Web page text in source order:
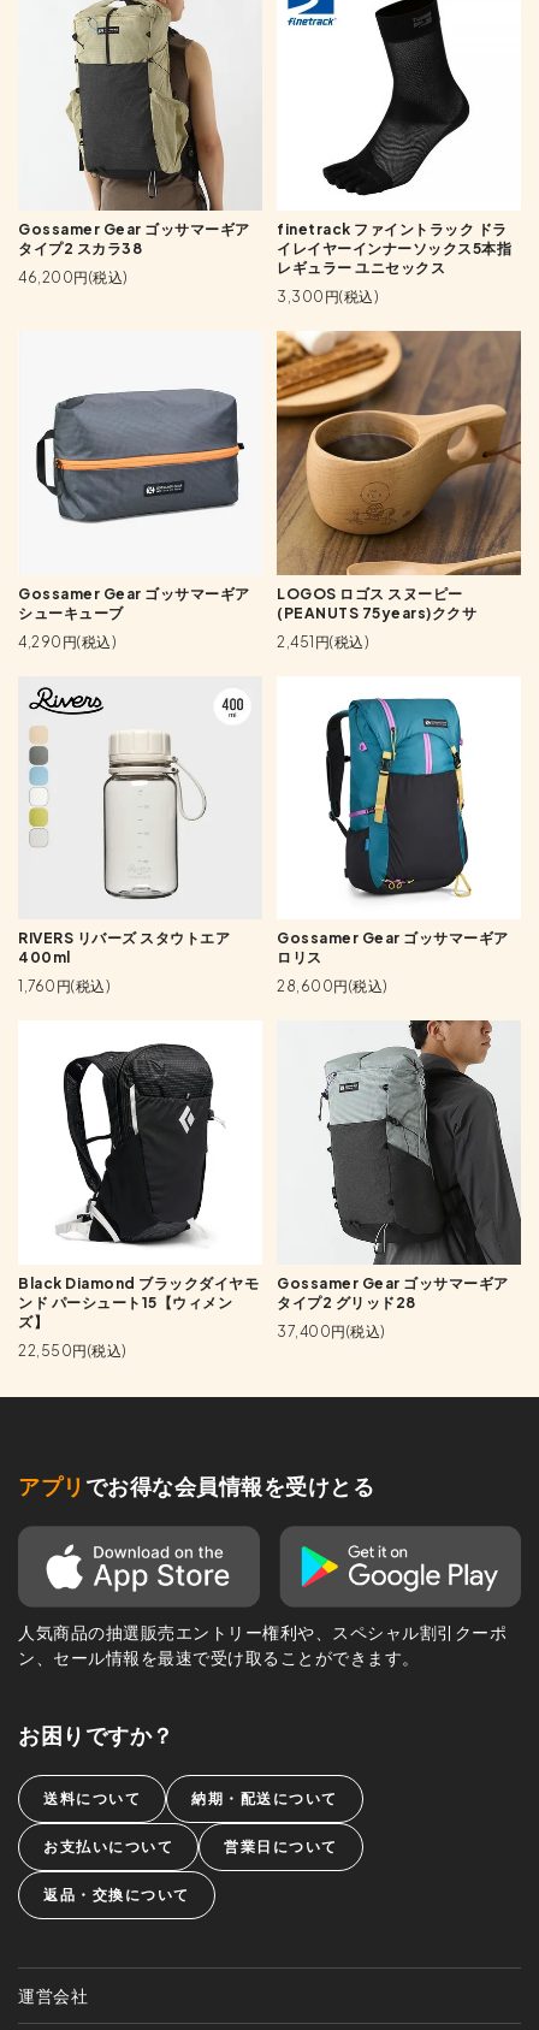
Gossamer Gear ゴッサマーギア
タイプ2 スカラ38
46,200円(税込)
finetrack ファイントラック ドラ
イレイヤーインナーソックス5本指
レギュラー ユニセックス
3,300円(税込)
Gossamer Gear ゴッサマーギア
シューキューブ
4,290円(税込)
LOGOS ロゴス スヌーピー
(PEANUTS 75years)ククサ
2,451円(税込)
RIVERS リバーズ スタウトエア
400ml
1,760円(税込)
Gossamer Gear ゴッサマーギア
ロリス
28,600円(税込)
Black Diamond ブラックダイヤモ
ンド パーシュート15【ウィメン
ズ】
22,550円(税込)
Gossamer Gear ゴッサマーギア
タイプ2 グリッド28
37,400円(税込)
アプリ でお得な会員情報を受けとる
人気商品の抽選販売エントリー権利や、スペシャル割引クーポ
ン、セール情報を最速で受け取ることができます。
お困りですか？
送料について 納期・配送について
お支払いについて 営業日について
返品・交換について
運営会社